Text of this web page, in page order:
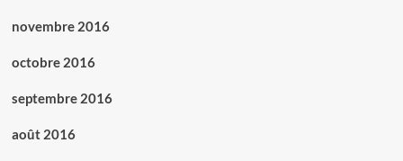
novembre 2016
octobre 2016
septembre 2016
août 2016